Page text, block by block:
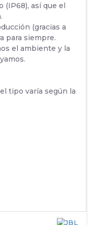
(IP68), así que el
(gracias a
para siempre.
el ambiente y la
tipo varía según la